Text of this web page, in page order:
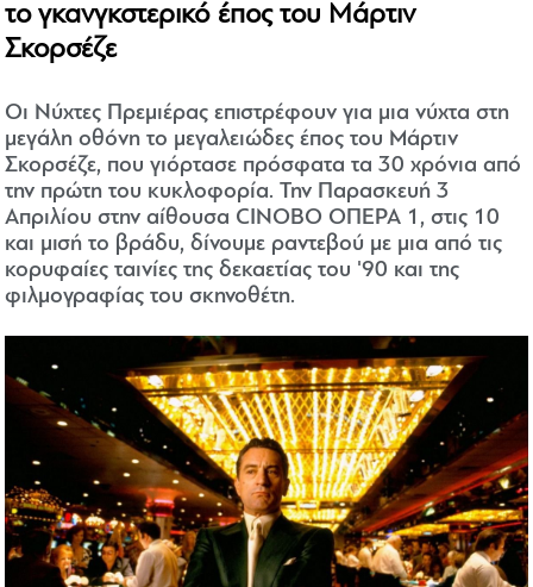
το γκανγκστερικό έπος του Μάρτιν
Σκορσέζε
Οι Νύχτες Πρεμιέρας επιστρέφουν για μια νύχτα στη
μεγάλη οθόνη το μεγαλειώδες έπος του Μάρτιν
Σκορσέζε, που γιόρτασε πρόσφατα τα 30 χρόνια από
την πρώτη του κυκλοφορία. Την Παρασκευή 3
Απριλίου στην αίθουσα CINOBO ΟΠΕΡΑ 1, στις 10
και μισή το βράδυ, δίνουμε ραντεβού με μια από τις
κορυφαίες ταινίες της δεκαετίας του '90 και της
φιλμογραφίας του σκηνοθέτη.